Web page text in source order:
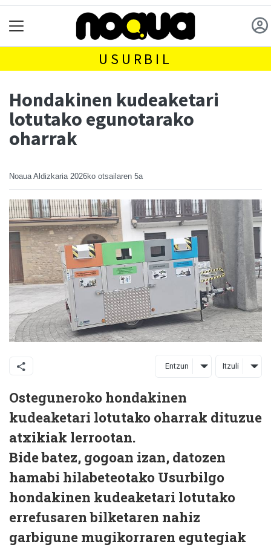
USURBIL
Hondakinen kudeaketari
lotutako egunotarako
oharrak
Noaua Aldizkaria 2026ko otsailaren 5a
Entzun Itzuli
Osteguneroko hondakinen
kudeaketari lotutako oharrak dituzue
atxikiak lerrootan.
Bide batez, gogoan izan, datozen
hamabi hilabeteotako Usurbilgo
hondakinen kudeaketari lotutako
errefusaren bilketaren nahiz
garbigune mugikorraren egutegiak